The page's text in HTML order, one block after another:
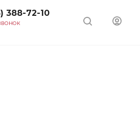
388-72-10